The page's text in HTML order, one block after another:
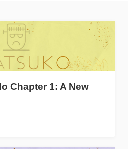
Chapter 1: A New